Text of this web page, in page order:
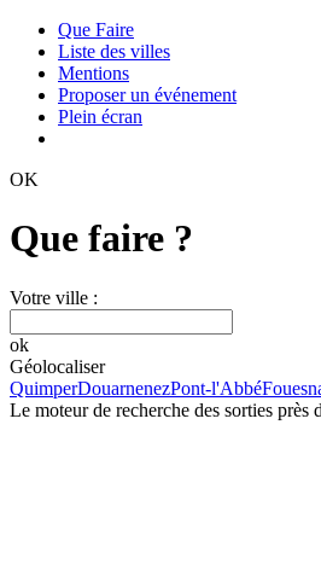
Que Faire
Liste des villes
Mentions
Proposer un événement
Plein écran
OK
Que faire ?
Votre ville :
ok
Géolocaliser
QuimperDouarnenezPont-l'Abbé
Le moteur de recherche des sorties près